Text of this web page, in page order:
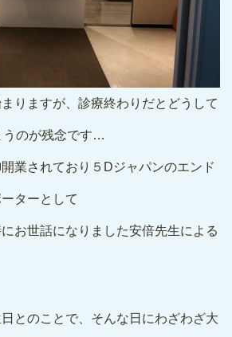
りますが、診療終わりだとどうして
うのが残念です…
業されており５Dジャパンのエンド
ターとして
お世話になりました安倍先生による
とのことで、そんな日にわざわざ大